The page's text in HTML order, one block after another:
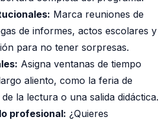
Marca reuniones de
de informes, actos escolares y
para no tener sorpresas.
Asigna ventanas de tiempo
aliento, como la feria de
la lectura o una salida didáctica.
profesional: ¿Quieres